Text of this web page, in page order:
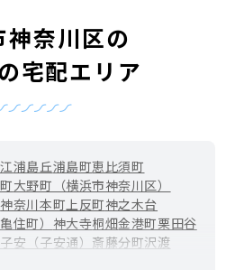
神奈川区の
宅配エリア
浦島丘浦島町恵比須町
大野町（横浜市神奈川区）
神奈川本町上反町神之木台
住町） 神大寺桐畑金港町栗田谷
安（子安通） 斎藤分町沢渡